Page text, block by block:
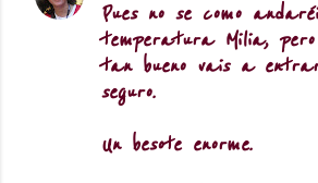
Pues no se como
temperatura Milia,
tan bueno vais a
seguro.
Un besote enorme.